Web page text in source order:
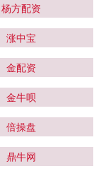
杨方配资
涨中宝
金配资
金牛呗
倍操盘
鼎牛网